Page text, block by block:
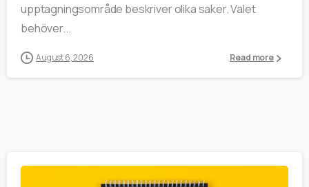
upptagningsområde beskriver olika saker. Valet
behöver...
August 6, 2026 Read more